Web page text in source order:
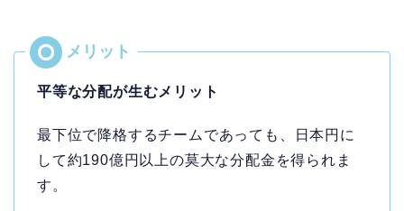
平等な分配が生むメリット
最下位で降格するチームであっても、日本円に
して約190億円以上の莫大な分配金を得られま
す。